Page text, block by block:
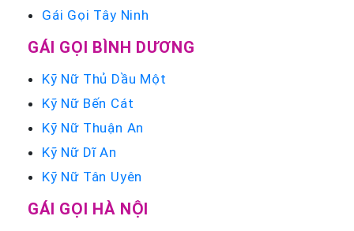
Gái Gọi Tây Ninh
GÁI GỌI BÌNH DƯƠNG
Kỹ Nữ Thủ Dầu Một
Kỹ Nữ Bến Cát
Kỹ Nữ Thuận An
Kỹ Nữ Dĩ An
Kỹ Nữ Tân Uyên
GÁI GỌI HÀ NỘI